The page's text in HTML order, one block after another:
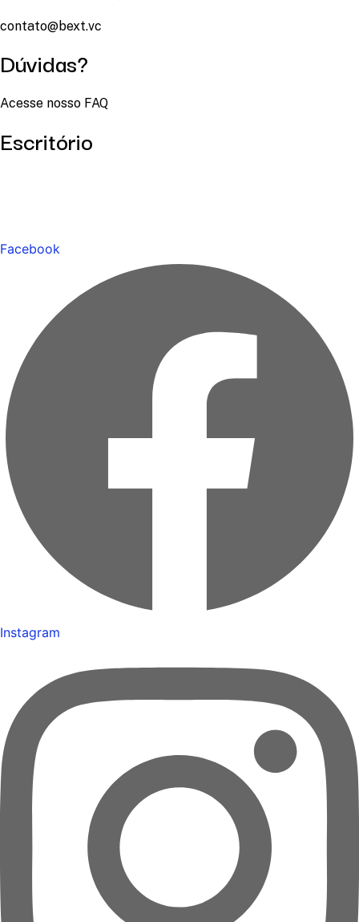
contato@bext.vc
Dúvidas?
Acesse nosso FAQ
Escritório
Facebook
Instagram